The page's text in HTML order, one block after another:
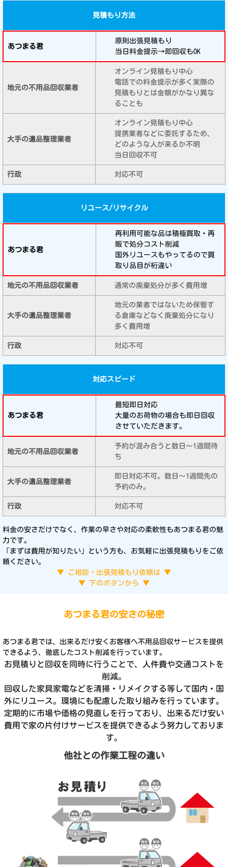
見積もり方法
原則出張見積もり
当日料金提示→即回収もOK
オンライン見積もり中心
電話での料金提示が多く実際の
見積もりとは金額がかなり異な
ることも
オンライン見積もり中心
提携業者などに委託するため、
どのような人が来るか不明
当日回収不可
対応不可
リユース/リサイクル
再利用可能な品は積極買取・再
販で処分コスト削減
国外リユースもやってるので買
取り品目が桁違い
通常の廃棄処分が多く費用増
地元の業者ではないため保管す
る倉庫などなく廃棄処分になり
多く費用増
対応不可
対応スピード
最短即日対応
大量のお荷物の場合も即日回収
させていただきます。
予約が混み合うと数日〜1週間待
ち
即日対応不可。数日〜1週間先の
予約のみ。
対応不可
料金の安さだけでなく、作業の早さや対応の柔軟性もあつまる君の魅
力です。
「まずは費用が知りたい」という方も、お気軽に出張見積もりをご依
頼ください。
▼ ご相談・出張見積もり依頼は ▼
▼ 下のボタンから ▼
あつまる君の安さの秘密
あつまる君では、出来るだけ安くお客様へ不用品回収サービスを提供
できるよう、徹底したコスト削減を行っています。
お見積りと回収を同時に行うことで、人件費や交通コストを
削減。
回収した家具家電などを清掃・リメイクする等して国内・国
外にリユース。環境にも配慮した取り組みを行っています。
定期的に市場や価格の見直しを行っており、出来るだけ安い
費用で家の片付けサービスを提供できるよう努力しておりま
す。
他社との作業工程の違い